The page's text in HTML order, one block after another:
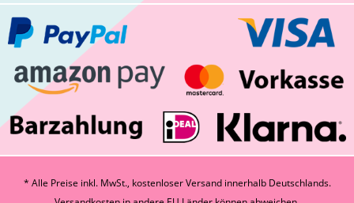
* Alle Preise inkl. MwSt., kostenloser Versand innerhalb Deutschlands.